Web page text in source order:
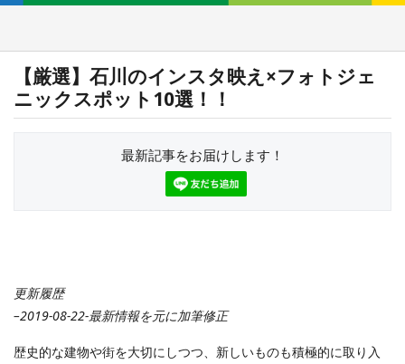
【厳選】石川のインスタ映え×フォトジェ
ニックスポット10選！！
最新記事をお届けします！
更新履歴
–2019-08-22-最新情報を元に加筆修正
歴史的な建物や街を大切にしつつ、新しいものも積極的に取り入